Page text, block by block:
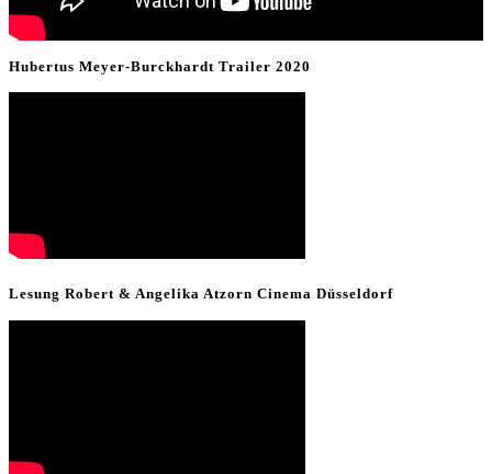
Hubertus Meyer-Burckhardt Trailer 2020
Lesung Robert & Angelika Atzorn Cinema Düsseldorf